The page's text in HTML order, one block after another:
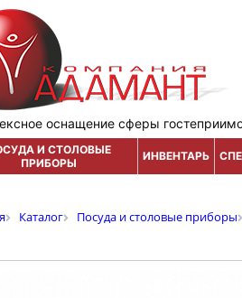
оснащение сферы
И СТОЛОВЫЕ
ПРИБОРЫ
ИНВЕНТАРЬ
Каталог Посуда и столовые приборы